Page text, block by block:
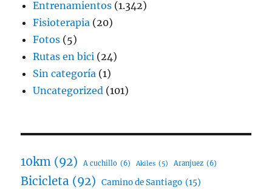
Entrenamientos (1.342)
Fisioterapia (20)
Fotos (5)
Rutas en bici (24)
Sin categoría (1)
Uncategorized (101)
10km (92) A cuchillo (6) Akiles (5) Aranjuez (6)
Bicicleta (92) Camino de Santiago (15)